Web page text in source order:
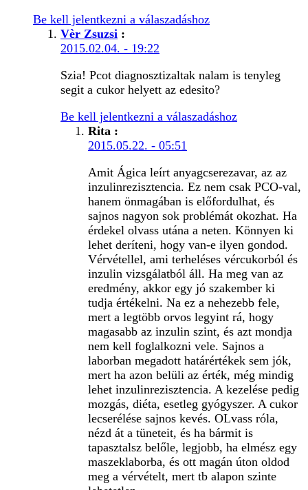
Be kell jelentkezni a válaszadáshoz
Vèr Zsuzsi :
2015.02.04. - 19:22
Szia! Pcot diagnosztizaltak nalam is tenyleg
segit a cukor helyett az edesito?
Be kell jelentkezni a válaszadáshoz
Rita :
2015.05.22. - 05:51
Amit Ágica leírt anyagcserezavar, az az
inzulinrezisztencia. Ez nem csak PCO-val,
hanem önmagában is előfordulhat, és
sajnos nagyon sok problémát okozhat. Ha
érdekel olvass utána a neten. Könnyen ki
lehet deríteni, hogy van-e ilyen gondod.
Vérvétellel, ami terheléses vércukorból és
inzulin vizsgálatból áll. Ha meg van az
eredmény, akkor egy jó szakember ki
tudja értékelni. Na ez a nehezebb fele,
mert a legtöbb orvos legyint rá, hogy
magasabb az inzulin szint, és azt mondja
nem kell foglalkozni vele. Sajnos a
laborban megadott határértékek sem jók,
mert ha azon belüli az érték, még mindig
lehet inzulinrezisztencia. A kezelése pedig
mozgás, diéta, esetleg gyógyszer. A cukor
lecserélése sajnos kevés. OLvass róla,
nézd át a tüneteit, és ha bármit is
tapasztalsz belőle, legjobb, ha elmész egy
maszeklaborba, és ott magán úton oldod
meg a vérvételt, mert tb alapon szinte